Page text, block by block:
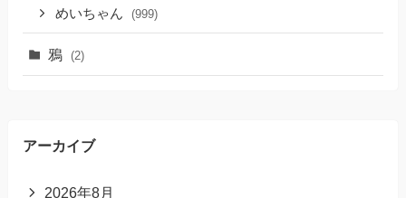
めいちゃん (999)
鴉 (2)
アーカイブ
2026年8月